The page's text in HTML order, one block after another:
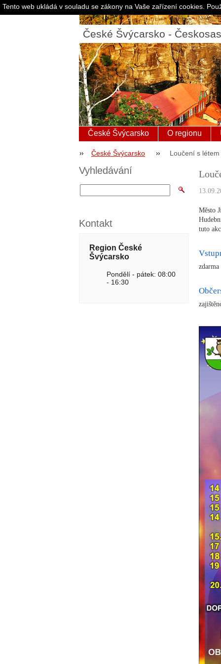
České Švýcarsko -
České Švýcarsko O regionu
České Švýcarsko Loučení s
Město
tuto
zdarma
Vyhledávání
Kontakt
Region České
Švýcarsko
Pondělí - pátek: 08:00
- 16:30
Tento web ukládá v souladu se zákony na Vaše zařízení cookies.